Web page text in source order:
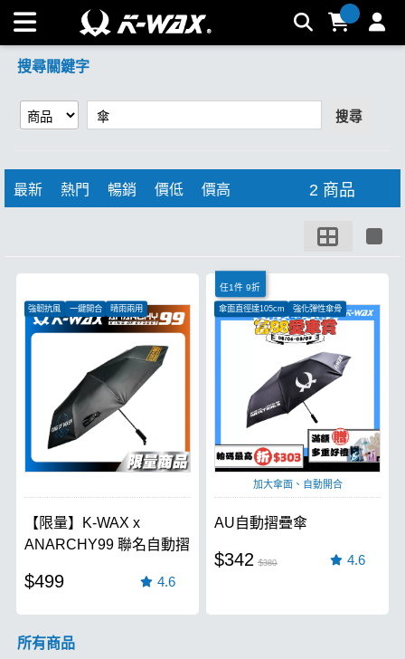
【傘】搜尋結果 | K-WAX台灣汽車美容材料
搜尋關鍵字
搜尋
最新 熱門 暢銷 價低 價高 2 商品
強韌抗風 一鍵開合 晴雨兩用
【限量】K-WAX x
ANARCHY99 聯名自動摺
$499 4.6
任1件 9折
傘面直徑達105cm
強化彈性傘骨
有效隔絕紫外線
加大傘面、自動開合
AU自動摺疊傘
$342 $380 4.6
所有商品